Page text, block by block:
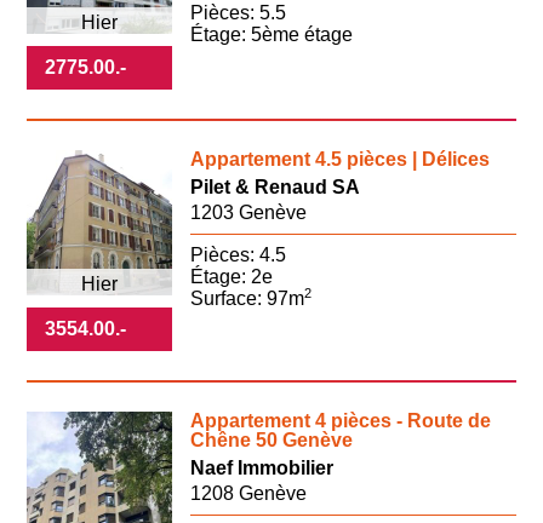
2775.00.-
Hier
Pièces: 5.5
Étage: 5ème étage
3554.00.-
Appartement 4.5 pièces | Délices
Hier
Pilet & Renaud SA
1203 Genève
Pièces: 4.5
Étage: 2e
Surface: 97m2
Appartement 4 pièces - Route de
Chêne 50 Genève
Naef Immobilier
1208 Genève